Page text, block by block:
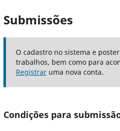
Submissões
O cadastro no sistema e
trabalhos, bem como para
Registrar uma nova conta.
Condições para